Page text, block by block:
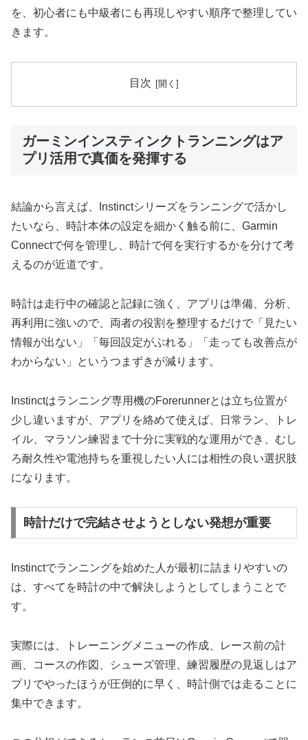
を、初心者にも中級者にも再現しやすい順序で整理してい
きます。
目次
ガーミンインスティンクトランニングはア
プリ活用で真価を発揮する
結論から言えば、Instinctシリーズをランニングで活かし
たいなら、時計本体の設定を細かく触る前に、Garmin
Connectで何を管理し、時計で何を実行するかを分けて考
えるのが近道です。
時計は走行中の確認と記録に強く、アプリは準備、分析、
再利用に強いので、両者の役割を整理するだけで「見たい
情報が出ない」「毎回設定がぶれる」「走っても改善点が
わからない」というつまずきが減ります。
Instinctはランニング専用機のForerunnerとは立ち位置が
少し違いますが、アプリを絡めて使えば、日常ラン、トレ
イル、マラソン練習まで十分に実戦的な運用ができ、むし
ろ耐久性や電池持ちを重視したい人には相性の良い選択肢
になります。
時計だけで完結させようとしない発想が重要
Instinctでランニングを始めた人が最初に詰まりやすいの
は、すべてを時計の中で解決しようとしてしまうことで
す。
実際には、トレーニングメニューの作成、レース前の計
画、コースの作図、シューズ管理、練習履歴の見返しはア
プリでやったほうが圧倒的に早く、時計側では走ることに
集中できます。